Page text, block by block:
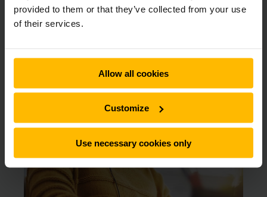
provided to them or that they’ve collected from your use
of their services.
Allow all cookies
Customize
Use necessary cookies only
tilbud: